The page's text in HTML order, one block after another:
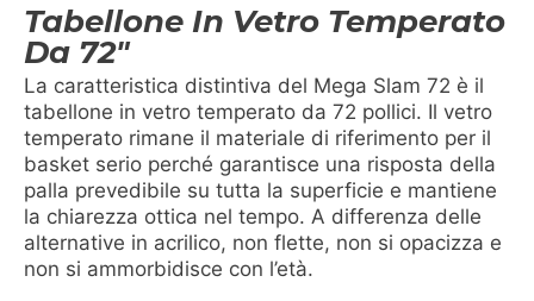
Tabellone In Vetro Temperato
Da 72"
La caratteristica distintiva del Mega Slam 72 è il
tabellone in vetro temperato da 72 pollici. Il vetro
temperato rimane il materiale di riferimento per il
basket serio perché garantisce una risposta della
palla prevedibile su tutta la superficie e mantiene
la chiarezza ottica nel tempo. A differenza delle
alternative in acrilico, non flette, non si opacizza e
non si ammorbidisce con l’età.